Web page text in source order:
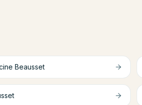
Beausset